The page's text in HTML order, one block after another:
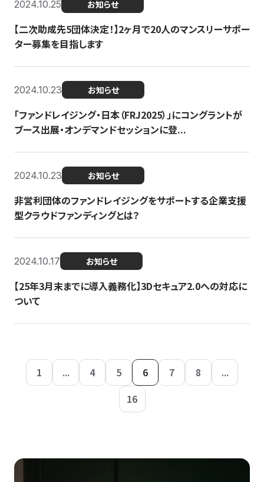
2024.10.25 お知らせ
【二次助成先5団体決定！】2ヶ月で20人のマンスリーサポー
ター募集を目指します
2024.10.23 お知らせ
「ファンドレイジング・日本（FRJ2025）」にコングラントが
ブース出展・オンデマンドセッションに登...
2024.10.23 お知らせ
非営利団体のファンドレイジングをサポートする企業支援
型クラウドファンディングとは？
2024.10.17 お知らせ
【25年3月末までに導入義務化】3Dセキュア2.0への対応に
ついて
1 ... 4 5 6 7 8
...
16